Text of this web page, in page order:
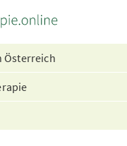
Österreich